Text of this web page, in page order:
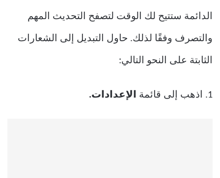
الدائمة ستتيح لك الوقت لتصفح التحديث المهم
والتصرف وفقًا لذلك. حاول التبديل إلى الشعارات
الثابتة على النحو التالي:
1. اذهب إلى قائمة الإعدادات.